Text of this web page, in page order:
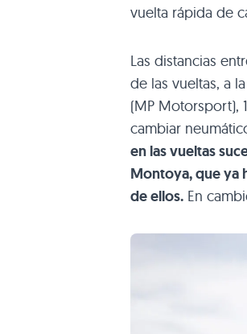
vuelta rápida de
Las distancias
de las vueltas, a
(MP Motorsport),
cambiar
en las vueltas
Montoya, que ya
de ellos. En